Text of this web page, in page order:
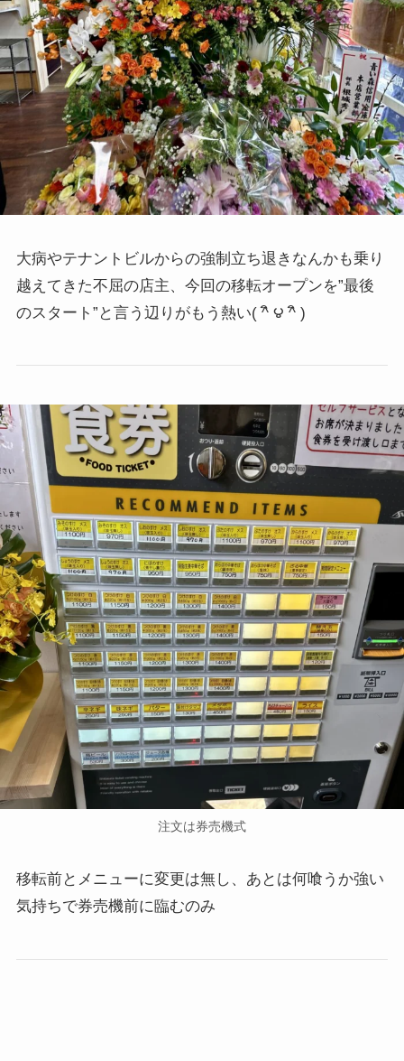
大病やテナントビルからの強制立ち退きなんかも乗り
越えてきた不屈の店主、今回の移転オープンを”最後
のスタート”と言う辺りがもう熱い( ^ิ ౪ ^ิ )
注文は券売機式
移転前とメニューに変更は無し、あとは何喰うか強い
気持ちで券売機前に臨むのみ